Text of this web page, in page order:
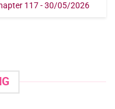
13/08/2025
117 - 30/05/2026